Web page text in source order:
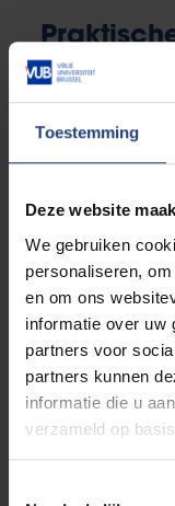
Toestemming
Deze website
We gebruiken
personaliseren,
en om ons
informatie over uw
partners voor
partners kunnen
informatie die u
verzameld op
Welke
nodig?
Deadlines
steun